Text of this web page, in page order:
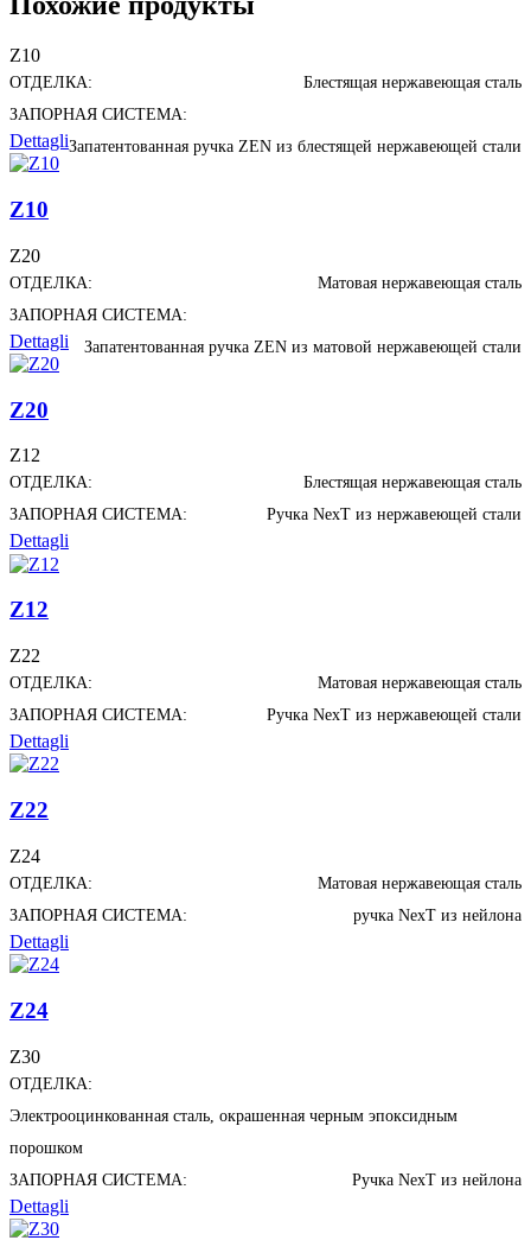
Z10
ОТДЕЛКА:
Блестящая нержавеющая сталь
ЗАПОРНАЯ СИСТЕМА:
Запатентованная ручка ZEN из блестящей нержавеющей стали
Dettagli
Z10
Z20
ОТДЕЛКА:
Матовая нержавеющая сталь
ЗАПОРНАЯ СИСТЕМА:
Запатентованная ручка ZEN из матовой нержавеющей стали
Dettagli
Z20
Z12
ОТДЕЛКА:
Блестящая нержавеющая сталь
ЗАПОРНАЯ СИСТЕМА:
Ручка NexT из нержавеющей стали
Dettagli
Z12
Z22
ОТДЕЛКА:
Матовая нержавеющая сталь
ЗАПОРНАЯ СИСТЕМА:
Ручка NexT из нержавеющей стали
Dettagli
Z22
Z24
ОТДЕЛКА:
Матовая нержавеющая сталь
ЗАПОРНАЯ СИСТЕМА:
ручка NexT из нейлона
Dettagli
Z24
Z30
ОТДЕЛКА:
Электрооцинкованная сталь, окрашенная черным эпоксидным
порошком
ЗАПОРНАЯ СИСТЕМА:
Ручка NexT из нейлона
Dettagli